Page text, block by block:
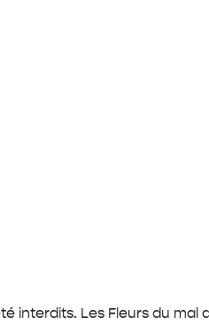
interdits. Les Fleurs du